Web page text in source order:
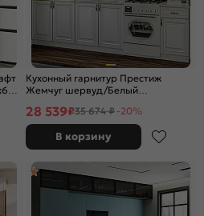
Кухонный гарнитур Престиж
Жемчуг шервуд/Белый
28 539₽35 674 ₽ -20%
В корзину